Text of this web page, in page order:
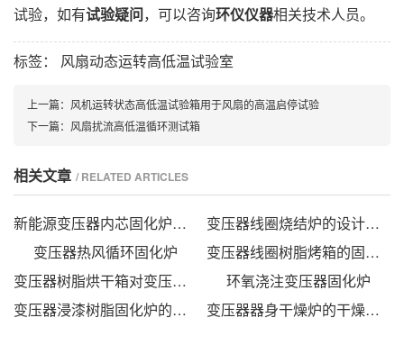
试验，如有试验疑问，可以咨询环仪仪器相关技术人员。
标签： 风扇动态运转高低温试验室
上一篇： 风机运转状态高低温试验箱用于风扇的高温启停试验
下一篇： 风扇扰流高低温循环测试箱
相关文章 / RELATED ARTICLES
新能源变压器内芯固化炉的技术方案
变压器线圈烧结炉的设计方法
变压器热风循环固化炉
变压器线圈树脂烤箱的固化时间与温度的影响
变压器树脂烘干箱对变压器的固化处理方法
环氧浇注变压器固化炉
变压器浸漆树脂固化炉的技术方案
变压器器身干燥炉的干燥方法